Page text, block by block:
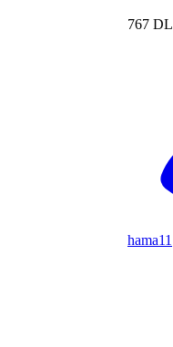
767 DL
hama11